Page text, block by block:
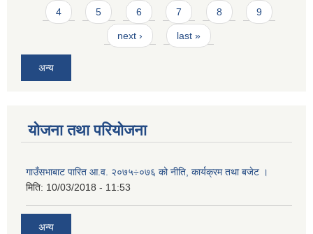
4 5 6 7 8 9
next › last »
अन्य
योजना तथा परियोजना
गाउँसभाबाट पारित आ.व. २०७५÷०७६ को नीति, कार्यक्रम तथा बजेट ।
मिति: 10/03/2018 - 11:53
अन्य